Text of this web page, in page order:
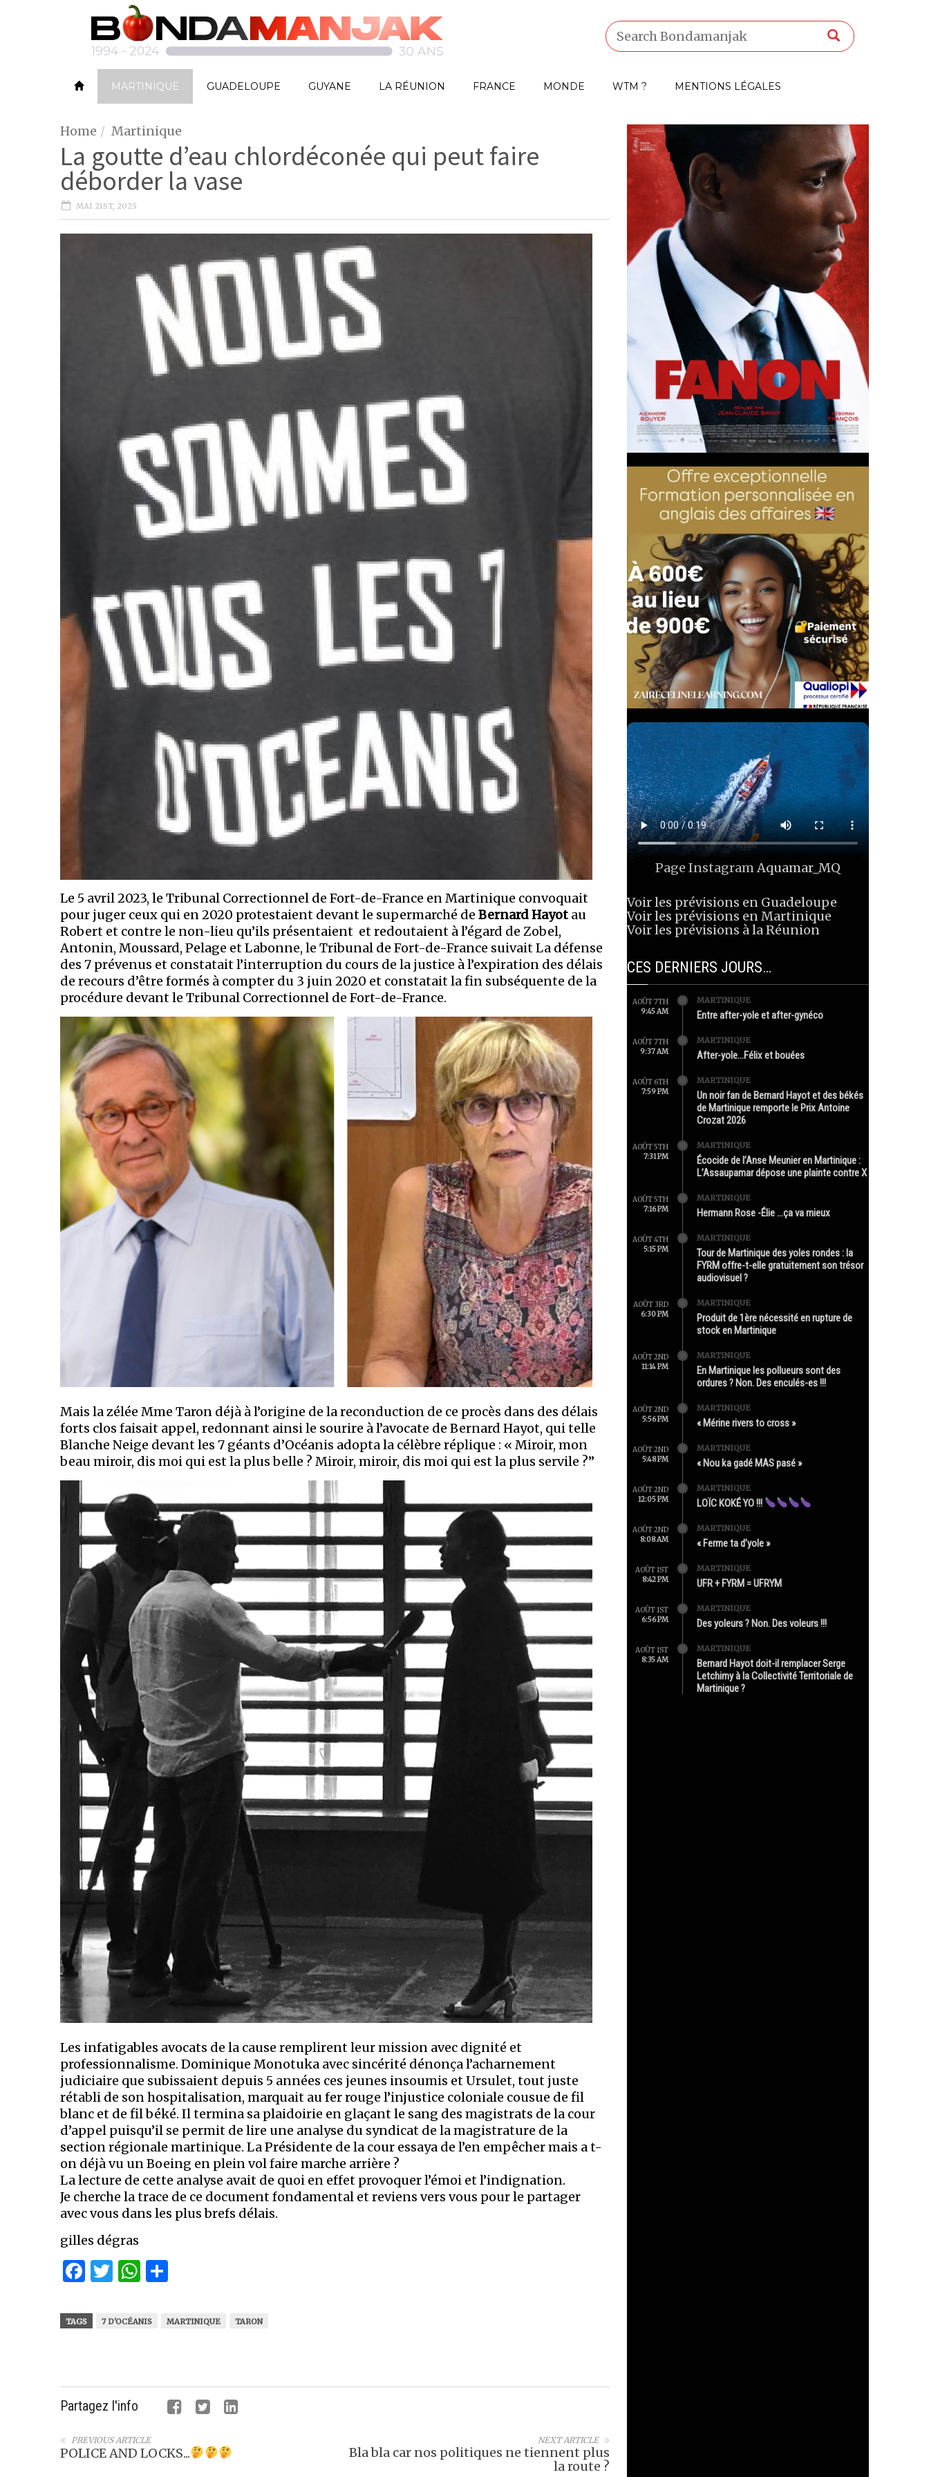
MARTINIQUE GUADELOUPE GUYANE LA RÉUNION FRANCE MONDE WTM ? MENTIONS LÉGALES
Home Martinique
La goutte d’eau chlordéconée qui peut faire
déborder la vase
MAI 21ST, 2025
Le 5 avril 2023, le Tribunal Correctionnel de Fort-de-France en Martinique convoquait
pour juger ceux qui en 2020 protestaient devant le supermarché de Bernard Hayot au
Robert et contre le non-lieu qu’ils présentaient et redoutaient à l’égard de Zobel,
Antonin, Moussard, Pelage et Labonne, le Tribunal de Fort-de-France suivait La défense
des 7 prévenus et constatait l’interruption du cours de la justice à l’expiration des délais
de recours d’être formés à compter du 3 juin 2020 et constatait la fin subséquente de la
procédure devant le Tribunal Correctionnel de Fort-de-France.
Mais la zélée Mme Taron déjà à l’origine de la reconduction de ce procès dans des délais
forts clos faisait appel, redonnant ainsi le sourire à l’avocate de Bernard Hayot, qui telle
Blanche Neige devant les 7 géants d’Océanis adopta la célèbre réplique : « Miroir, mon
beau miroir, dis moi qui est la plus belle ? Miroir, miroir, dis moi qui est la plus servile ?’’
Les infatigables avocats de la cause remplirent leur mission avec dignité et
professionnalisme. Dominique Monotuka avec sincérité dénonça l’acharnement
judiciaire que subissaient depuis 5 années ces jeunes insoumis et Ursulet, tout juste
rétabli de son hospitalisation, marquait au fer rouge l’injustice coloniale cousue de fil
blanc et de fil béké. Il termina sa plaidoirie en glaçant le sang des magistrats de la cour
d’appel puisqu’il se permit de lire une analyse du syndicat de la magistrature de la
section régionale martinique. La Présidente de la cour essaya de l’en empêcher mais a t-
on déjà vu un Boeing en plein vol faire marche arrière ?
La lecture de cette analyse avait de quoi en effet provoquer l’émoi et l’indignation.
Je cherche la trace de ce document fondamental et reviens vers vous pour le partager
avec vous dans les plus brefs délais.
gilles dégras
Facebook
Twitter
WhatsApp
TAGS 7 D'OCÉANIS MARTINIQUE TARON
Partagez l'info
NEXT ARTICLE
Bla bla car nos politiques ne tiennent plus
la route ?
PREVIOUS ARTICLE
POLICE AND LOCKS...
Page InstagramAquamar_MQ
Voir les prévisions en Guadeloupe
Voir les prévisions en Martinique
Voir les prévisions à la Réunion
CES DERNIERS JOURS…
AOÛT 7TH
9:45 AM
MARTINIQUE
Entre after-yole et after-gynéco
AOÛT 7TH
9:37 AM
MARTINIQUE
After-yole…Félix et bouées
AOÛT 6TH
7:59 PM
MARTINIQUE
Un noir fan de Bernard Hayot et des békés
de Martinique remporte le Prix Antoine
Crozat 2026
AOÛT 5TH
7:31 PM
MARTINIQUE
Écocide de l’Anse Meunier en Martinique :
L’Assaupamar dépose une plainte contre X
AOÛT 5TH
7:16 PM
MARTINIQUE
Hermann Rose -Élie …ça va mieux
AOÛT 4TH
5:15 PM
MARTINIQUE
Tour de Martinique des yoles rondes : la
FYRM offre-t-elle gratuitement son trésor
audiovisuel ?
AOÛT 3RD
6:30 PM
MARTINIQUE
Produit de 1ère nécessité en rupture de
stock en Martinique
AOÛT 2ND
11:14 PM
MARTINIQUE
En Martinique les pollueurs sont des
ordures ? Non. Des enculés-es !!!
AOÛT 2ND
5:56 PM
MARTINIQUE
« Mérine rivers to cross »
AOÛT 2ND
5:48 PM
MARTINIQUE
« Nou ka gadé MAS pasé »
AOÛT 2ND
12:05 PM
MARTINIQUE
LOÏC KOKÉ YO !!!
AOÛT 2ND
8:08 AM
MARTINIQUE
« Ferme ta d’yole »
AOÛT 1ST
8:42 PM
MARTINIQUE
UFR + FYRM = UFRYM
AOÛT 1ST
6:56 PM
MARTINIQUE
Des yoleurs ? Non. Des voleurs !!!
AOÛT 1ST
8:35 AM
MARTINIQUE
Bernard Hayot doit-il remplacer Serge
Letchimy à la Collectivité Territoriale de
Martinique ?